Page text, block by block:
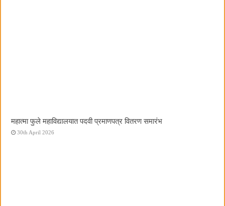
महात्मा फुले महाविद्यालयात पदवी प्रमाणपत्र वितरण समारंभ
30th April 2026